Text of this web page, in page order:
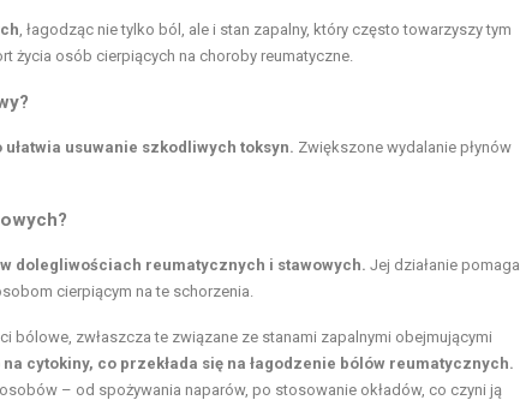
, łagodząc nie tylko ból, ale i stan zapalny, który często towarzyszy tym
życia osób cierpiących na choroby reumatyczne.
usuwanie szkodliwych toksyn. Zwiększone wydalanie płynów
dolegliwościach reumatycznych i stawowych. Jej działanie pomaga
cierpiącym na te schorzenia.
zwłaszcza te związane ze stanami zapalnymi obejmującymi
cytokiny, co przekłada się na łagodzenie bólów reumatycznych.
– od spożywania naparów, po stosowanie okładów, co czyni ją